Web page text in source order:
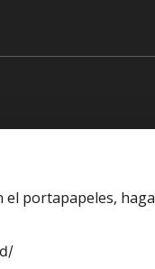
el portapapeles,